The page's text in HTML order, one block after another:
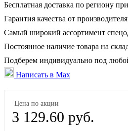
Бесплатная доставка по региону
Гарантия качества от производителя
Самый широкий ассортимент
Постоянное наличие товара на
Подберем индивидуально под
Написать в Max
Цена по акции
3 129.60 руб.